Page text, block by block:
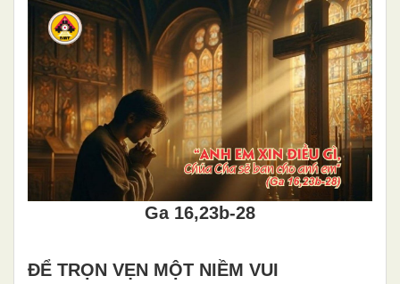
Ga 16,23b-28
ĐỂ TRỌN VẸN MỘT NIỀM VUI